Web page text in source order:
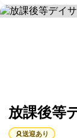
放課後等
送迎あり